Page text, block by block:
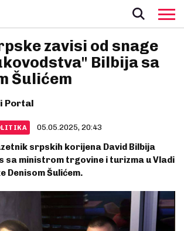
zavisi od snage
Bilbija sa
Šulićem
Portal
05.05.2025, 20:43
srpskih korijena David Bilbija
sa ministrom trgovine i turizma u Vladi
Denisom Šulićem.